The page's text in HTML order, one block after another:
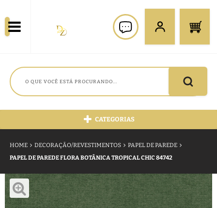
CATEGORIAS
HOME DECORAÇÃO/REVESTIMENTOS
PAPEL DE PAREDE
PAPEL DE PAREDE FLORA BOTÂNICA TROPICAL CHIC 84742